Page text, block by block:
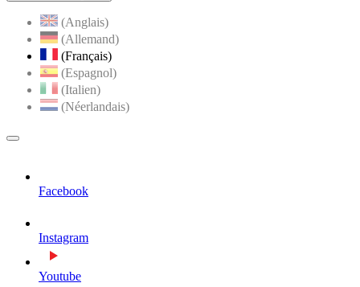
(Anglais)
(Allemand)
(Français)
(Espagnol)
(Italien)
(Néerlandais)
MENU
Facebook
Instagram
Youtube